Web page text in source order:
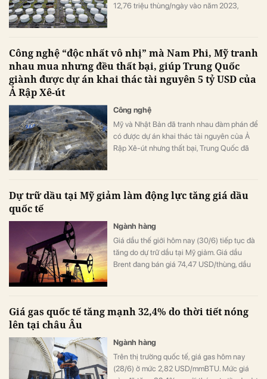
12,76 triệu thùng/ngày vào năm 2023,
Công nghệ “độc nhất vô nhị” mà Nam Phi, Mỹ tranh
nhau mua nhưng đều thất bại, giúp Trung Quốc
giành được dự án khai thác tài nguyên 5 tỷ USD của
Ả Rập Xê-út
Công nghệ
Mỹ và Nhật Bản đã tranh nhau đàm phán để
có được dự án khai thác tài nguyên của Ả
Rập Xê-út nhưng thất bại, Trung Quốc đã
Dự trữ dầu tại Mỹ giảm làm động lực tăng giá dầu
quốc tế
Ngành hàng
Giá dầu thế giới hôm nay (30/6) tiếp tục đà
tăng do dự trữ dầu tại Mỹ giảm. Giá dầu
Brent đang bán giá 74,47 USD/thùng, dầu
Giá gas quốc tế tăng mạnh 32,4% do thời tiết nóng
lên tại châu Âu
Ngành hàng
Trên thị trường quốc tế, giá gas hôm nay
(28/6) ở mức 2,82 USD/mmBTU. Mức giá